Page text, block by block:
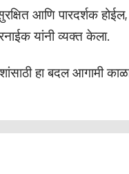
आणि पारदर्शक
यांनी व्यक्त केला.
हा बदल आगामी